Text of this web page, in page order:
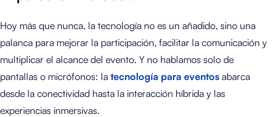
Hoy más que nunca, la tecnología no es un añadido, sino una
palanca para mejorar la participación, facilitar la comunicación y
multiplicar el alcance del evento. Y no hablamos solo de
pantallas o micrófonos: la tecnología para eventos abarca
desde la conectividad hasta la interacción híbrida y las
experiencias inmersivas.